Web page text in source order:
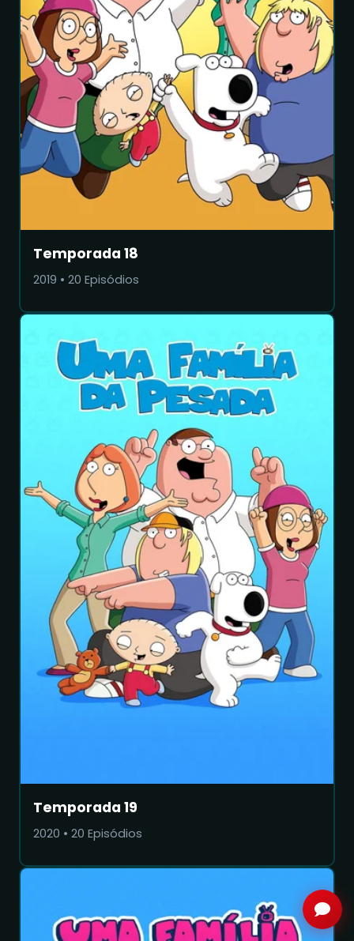
Temporada 18
2019 • 20 Episódios
Temporada 19
2020 • 20 Episódios